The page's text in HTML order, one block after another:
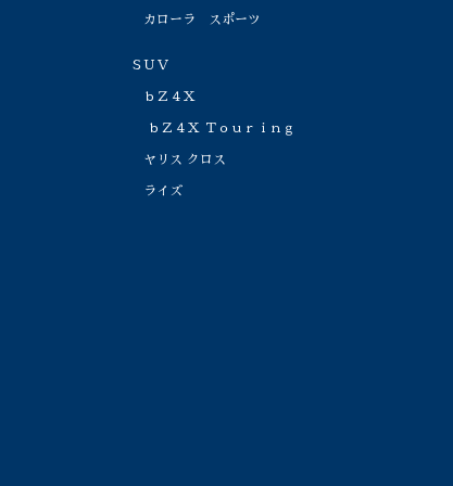
カローラ スポーツ
ＳＵＶ
ｂＺ４Ｘ
ｂＺ４Ｘ Ｔｏｕｒｉｎｇ
ヤリス クロス
ライズ